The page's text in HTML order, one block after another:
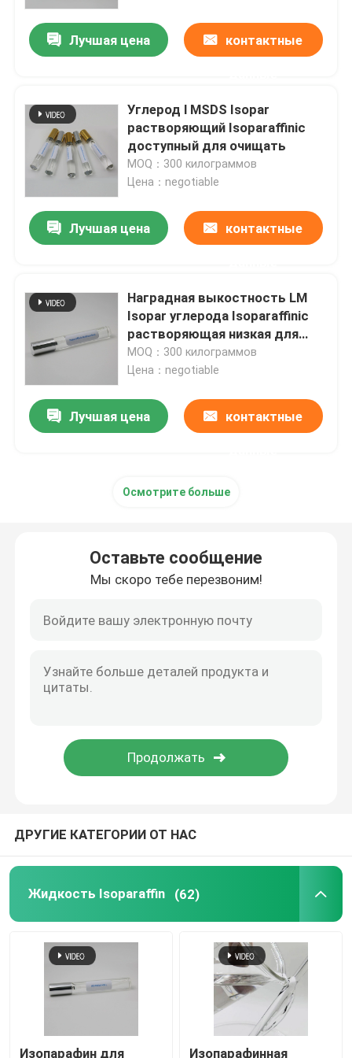
О нас
Проверка качества
Свяжитесь мы
Новости
Случаи
Жидкость Isoparaffin
Жидкость Isopar g
Изоалканы
C11 13 Isoparaffin
C11 12 Isoparaffin
Лучшая цена контактные
Углерод l MSDS Isopar
растворяющий Isoparaffinic
доступный для очищать
MOQ：300 килограммов
Цена：negotiable
Лучшая цена контактные
Наградная выкостность LM
Isopar углерода Isoparaffinic
растворяющая низкая для
печатания
MOQ：300 килограммов
Цена：negotiable
Лучшая цена контактные
Осмотрите больше
Оставьте сообщение
Мы скоро тебе перезвоним!
ДРУГИЕ КАТЕГОРИИ ОТ НАС
Жидкость Isoparaffin (62)
Изопарафин для Изопарафинная